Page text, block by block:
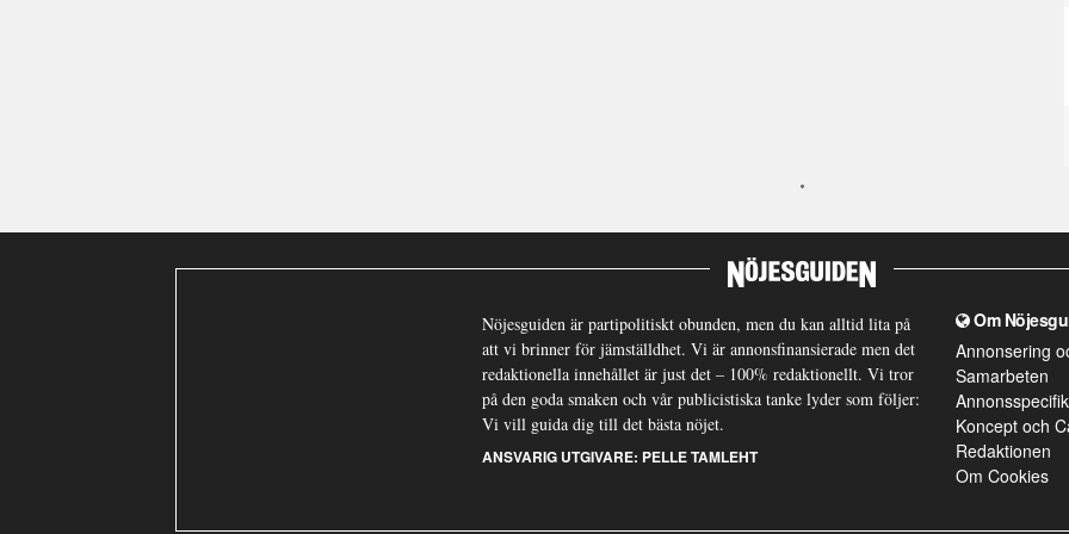
Nöjesguiden är partipolitiskt obunden, men du kan alltid lita på
att vi brinner för jämställdhet. Vi är annonsfinansierade men det
redaktionella innehållet är just det – 100% redaktionellt. Vi tror
på den goda smaken och vår publicistiska tanke lyder som följer:
Vi vill guida dig till det bästa nöjet.
ANSVARIG UTGIVARE: PELLE TAMLEHT
Om
Annonsering
Samarbeten
Koncept och
Redaktionen
Om Cookies